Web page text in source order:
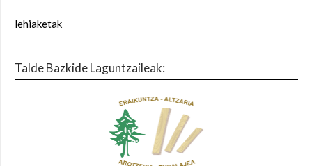
lehiaketak
Talde Bazkide Laguntzaileak: